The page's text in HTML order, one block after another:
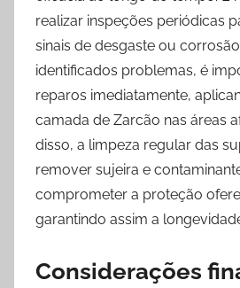
realizar inspeções periódicas
sinais de desgaste ou
identificados problemas, é
reparos imediatamente,
camada de Zarcão nas áreas
disso, a limpeza regular das
remover sujeira e
comprometer a proteção
garantindo assim a
Considerações